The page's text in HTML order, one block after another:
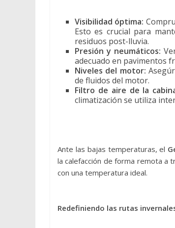
Visibilidad óptima:
Esto es crucial para
residuos post-lluvia.
Presión y neumáticos:
adecuado en pavimentos
Niveles del motor:
de fluidos del motor.
Filtro de aire de la
climatización se utiliza
Ante las bajas temperaturas, el
la calefacción de forma remota a
con una temperatura ideal.
Redefiniendo las rutas